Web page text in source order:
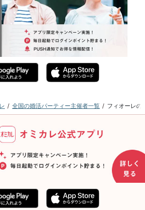
全国の婚活パーティー主催者一覧 フィオーレの